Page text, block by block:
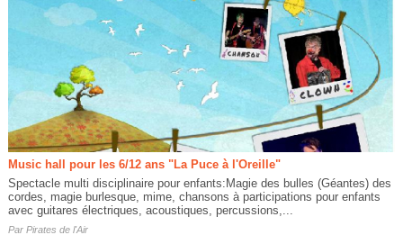
Music hall pour les 6/12 ans "La Puce à l'Oreille"
Spectacle multi disciplinaire pour enfants:Magie des bulles (Géantes) des
cordes, magie burlesque, mime, chansons à participations pour enfants
avec guitares électriques, acoustiques, percussions,...
Par Pirates de l'Air